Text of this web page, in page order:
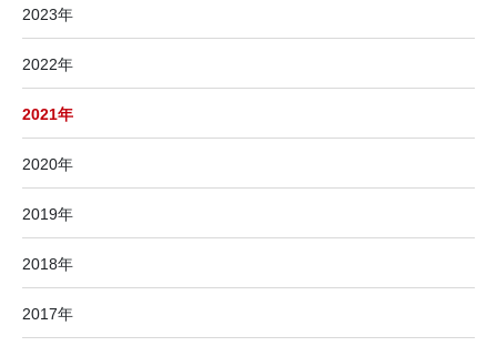
2023年
2022年
2021年
2020年
2019年
2018年
2017年